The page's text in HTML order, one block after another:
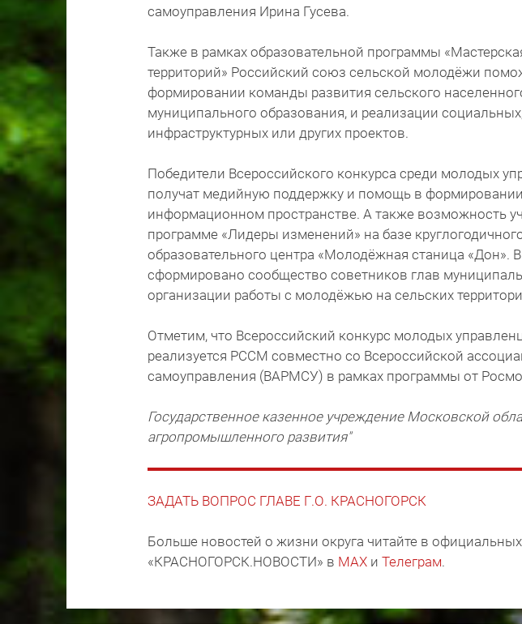
самоуправления Ирина Гусева.
Также в рамках образовательной программы
территорий» Российский союз сельской молодёжи
формировании команды развития сельского
муниципального образования, и реализации
инфраструктурных или других проектов.
Победители Всероссийского конкурса среди молодых
получат медийную поддержку и помощь в
информационном пространстве. А также возможность
программе «Лидеры изменений» на базе
образовательного центра «Молодёжная станица «Дон». В
сформировано сообщество советников глав
организации работы с молодёжью на сельских
Отметим, что Всероссийский конкурс молодых
реализуется РССМ совместно со Всероссийской
самоуправления (ВАРМСУ) в рамках программы от
Государственное казенное учреждение Московской
агропромышленного развития"
ЗАДАТЬ ВОПРОС ГЛАВЕ Г.О. КРАСНОГОРСК
Больше новостей о жизни округа читайте в
«КРАСНОГОРСК.НОВОСТИ» в MAX и Телеграм.